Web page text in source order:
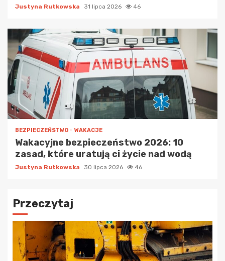
Justyna Rutkowska 31 lipca 2026 46
BEZPIECZEŃSTWO WAKACJE
Wakacyjne bezpieczeństwo 2026: 10
zasad, które uratują ci życie nad wodą
Justyna Rutkowska 30 lipca 2026 46
Przeczytaj